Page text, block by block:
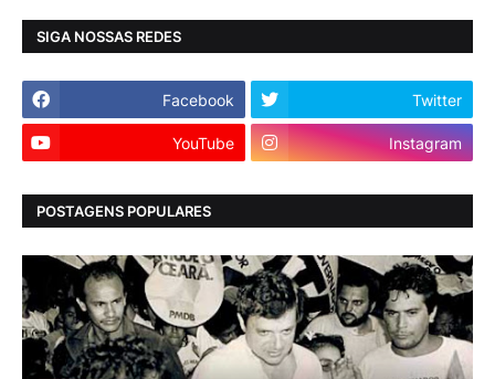
SIGA NOSSAS REDES
Facebook Twitter
YouTube Instagram
POSTAGENS POPULARES